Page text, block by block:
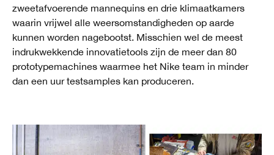
zweetafvoerende mannequins en drie klimaatkamers
waarin vrijwel alle weersomstandigheden op aarde
kunnen worden nagebootst. Misschien wel de meest
indrukwekkende innovatietools zijn de meer dan 80
prototypemachines waarmee het Nike team in minder
dan een uur testsamples kan produceren.